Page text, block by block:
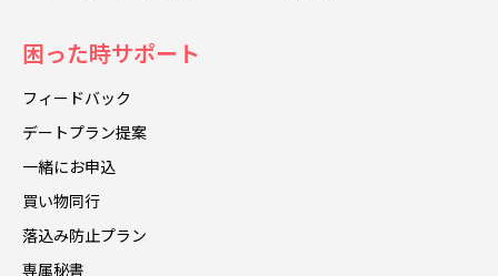
困った時サポート
フィードバック
デートプラン提案
一緒にお申込
買い物同行
落込み防止プラン
専属秘書